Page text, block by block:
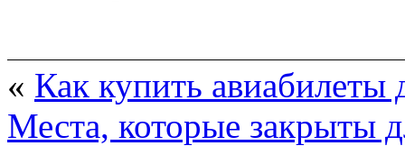
« Как купить авиабилеты
Места, которые закрыты